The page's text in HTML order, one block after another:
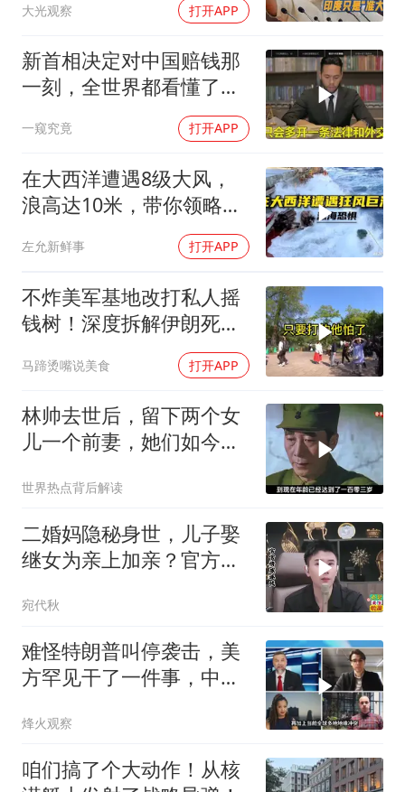
大光观察 打开APP
新首相决定对中国赔钱那
一刻，全世界都看懂了：
一窥究竟 打开APP
在大西洋遭遇8级大风，
浪高达10米，带你领略最
左允新鲜事 打开APP
不炸美军基地改打私人摇
钱树！深度拆解伊朗死掐
特朗普七寸的生死局，这
招到底有多绝？
马蹄烫嘴说美食 打开APP
林帅去世后，留下两个女
儿一个前妻，她们如今过
世界热点背后解读
二婚妈隐秘身世，儿子娶
继女为亲上加亲？官方怒
宛代秋
难怪特朗普叫停袭击，美
方罕见干了一件事，中方
烽火观察
咱们搞了个大动作！从核